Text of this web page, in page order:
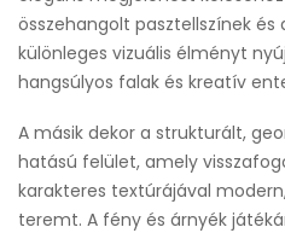
összehangolt pasztellszínek
különleges vizuális élményt
hangsúlyos falak és kreatív
A másik dekor a strukturált,
hatású felület, amely
karakteres textúrájával
teremt. A fény és árnyék